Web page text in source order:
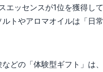
エッセンスが1位を獲得し
トやアロマオイルは「日
どの「体験型ギフト」は